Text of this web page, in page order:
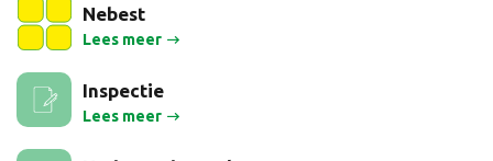
Nebest
Lees meer
Inspectie
Lees meer